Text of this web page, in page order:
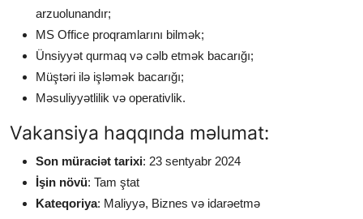
arzuolunandır;
MS Office proqramlarını bilmək;
Ünsiyyət qurmaq və cəlb etmək bacarığı;
Müştəri ilə işləmək bacarığı;
Məsuliyyətlilik və operativlik.
Vakansiya haqqında məlumat:
Son müraciət tarixi: 23 sentyabr 2024
İşin növü: Tam ştat
Kateqoriya: Maliyyə, Biznes və idarəetmə